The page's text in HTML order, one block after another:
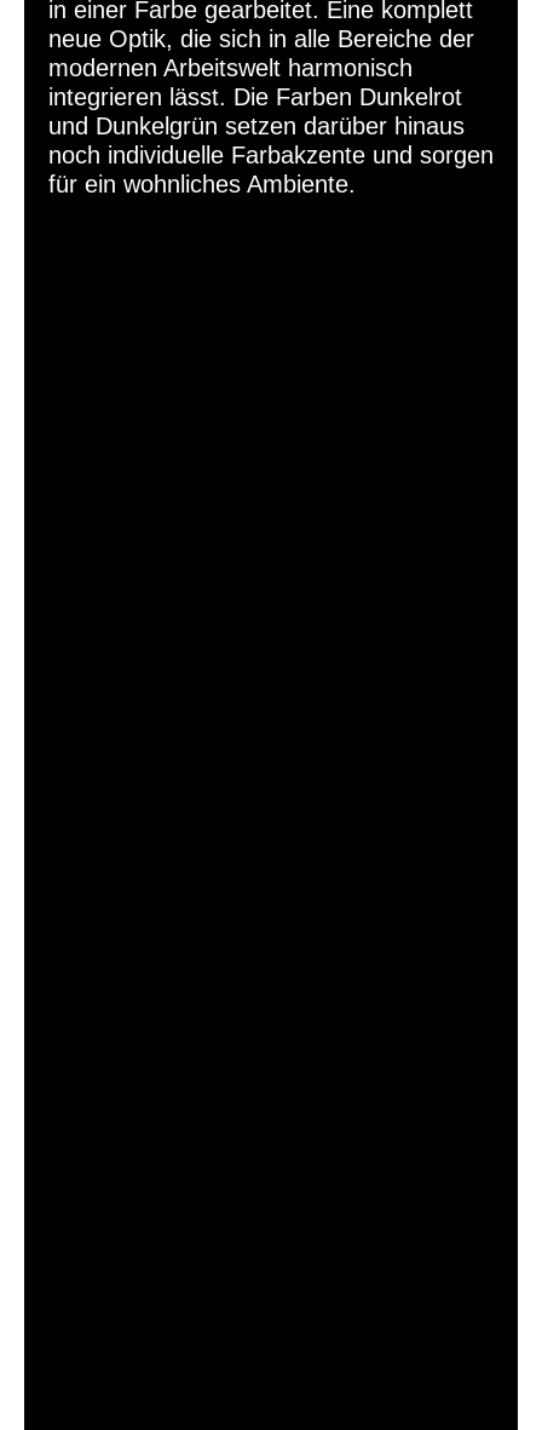
in einer Farbe gearbeitet. Eine komplett
neue Optik, die sich in alle Bereiche der
modernen Arbeitswelt harmonisch
integrieren lässt. Die Farben Dunkelrot
und Dunkelgrün setzen darüber hinaus
noch individuelle Farbakzente und sorgen
für ein wohnliches Ambiente.